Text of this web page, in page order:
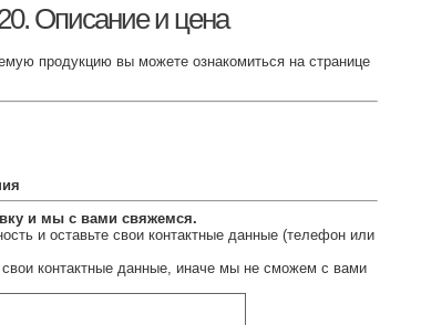
Описание и цена
продукцию вы можете ознакомиться на странице
и мы с вами свяжемся.
и оставьте свои контактные данные (телефон или
свои контактные данные, иначе мы не сможем с вами